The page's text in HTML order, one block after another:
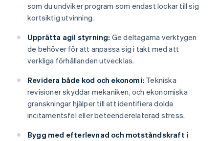
som du undviker program som endast lockar till sig
kortsiktig utvinning.
Upprätta agil styrning: Ge deltagarna verktygen
de behöver för att anpassa sig i takt med att
verkliga förhållanden utvecklas.
Revidera både kod och ekonomi: Tekniska
revisioner skyddar mekaniken, och ekonomiska
granskningar hjälper till att identifiera dolda
incitamentsfel eller beteenderelaterad stress.
Bygg med efterlevnad och motståndskraft i